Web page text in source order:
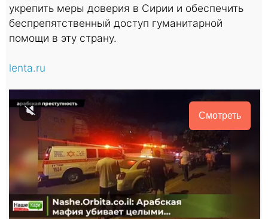
укрепить меры доверия в Сирии и обеспечить
беспрепятственный доступ гуманитарной
помощи в эту страну.
lenta.ru
Смотреть